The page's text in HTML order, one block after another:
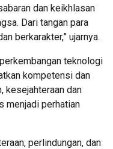
dan keikhlasan
Dari tangan para
berkarakter,” ujarnya.
teknologi
kompetensi dan
kesejahteraan dan
menjadi perhatian
perlindungan, dan